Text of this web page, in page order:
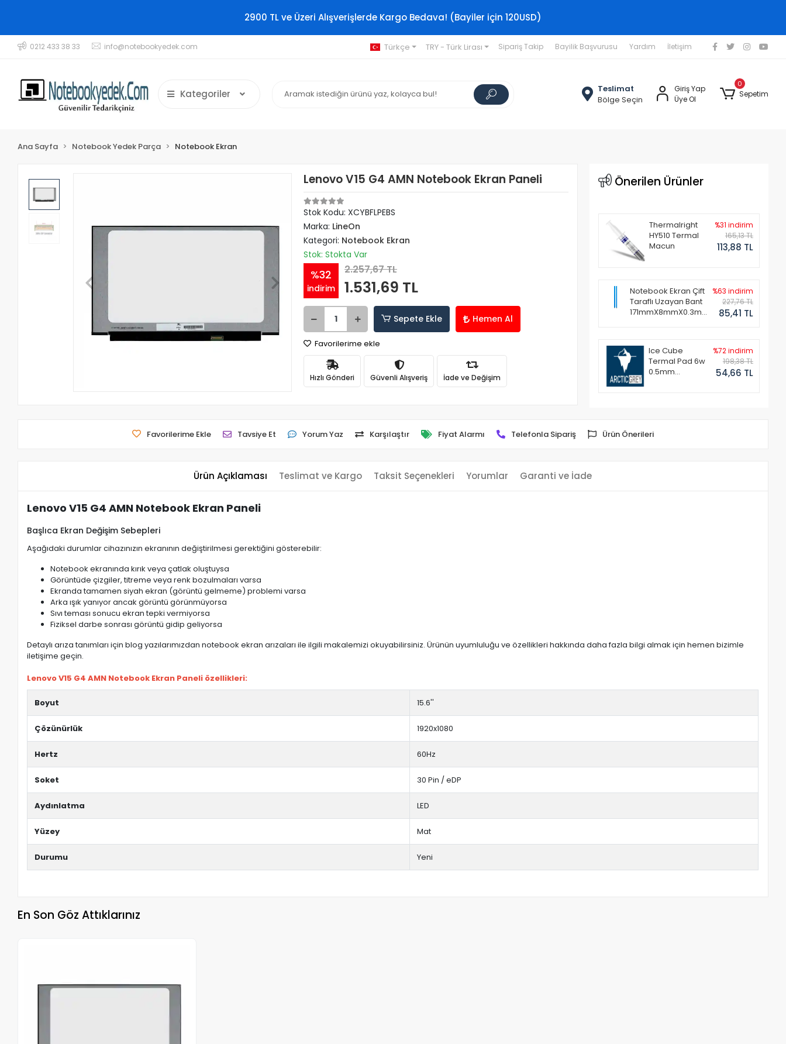
2900 TL ve Üzeri Alışverişlerde Kargo Bedava! (Bayiler için 120USD)
0212 433 38 33 info@notebookyedek.com Türkçe TRY - Türk Lirası Sipariş Takip Bayilik Başvurusu Yardım İletişim
Kategoriler
Teslimat
Bölge Seçin
Giriş Yap
Üye Ol
0
Sepetim
Ana Sayfa Notebook Yedek Parça Notebook Ekran
Lenovo V15 G4 AMN Notebook Ekran Paneli
Stok Kodu: XCYBFLPEBS
Marka: LineOn
Kategori: Notebook Ekran
Stok: Stokta Var
%32
indirim
2.257,67 TL
1.531,69 TL
Sepete Ekle Hemen Al
Favorilerime ekle
Hızlı Gönderi Güvenli Alışveriş İade ve Değişim
Önerilen Ürünler
Thermalright
HY510 Termal
Macun
%31 indirim
165,13 TL
113,88 TL
Notebook Ekran Çift
Taraflı Uzayan Bant
171mmX8mmX0.3mm
%63 indirim
227,76 TL
85,41 TL
Ice Cube
Termal Pad 6w
0.5mm
%72 indirim
198,38 TL
54,66 TL
Favorilerime Ekle Tavsiye Et Yorum Yaz Karşılaştır Fiyat Alarmı Telefonla Sipariş Ürün Önerileri
Ürün Açıklaması Teslimat ve Kargo Taksit Seçenekleri Yorumlar Garanti ve İade
Lenovo V15 G4 AMN Notebook Ekran Paneli
Başlıca Ekran Değişim Sebepleri
Aşağıdaki durumlar cihazınızın ekranının değiştirilmesi gerektiğini gösterebilir:
Notebook ekranında kırık veya çatlak oluştuysa
Görüntüde çizgiler, titreme veya renk bozulmaları varsa
Ekranda tamamen siyah ekran (görüntü gelmeme) problemi varsa
Arka ışık yanıyor ancak görüntü görünmüyorsa
Sıvı teması sonucu ekran tepki vermiyorsa
Fiziksel darbe sonrası görüntü gidip geliyorsa
Detaylı arıza tanımları için blog yazılarımızdan notebook ekran arızaları ile ilgili makalemizi okuyabilirsiniz. Ürünün uyumluluğu ve özellikleri hakkında daha fazla bilgi almak için hemen bizimle
iletişime geçin.
Lenovo V15 G4 AMN Notebook Ekran Paneli özellikleri:
Boyut 15.6''
Çözünürlük 1920x1080
Hertz 60Hz
Soket 30 Pin / eDP
Aydınlatma LED
Yüzey Mat
Durumu Yeni
En Son Göz Attıklarınız